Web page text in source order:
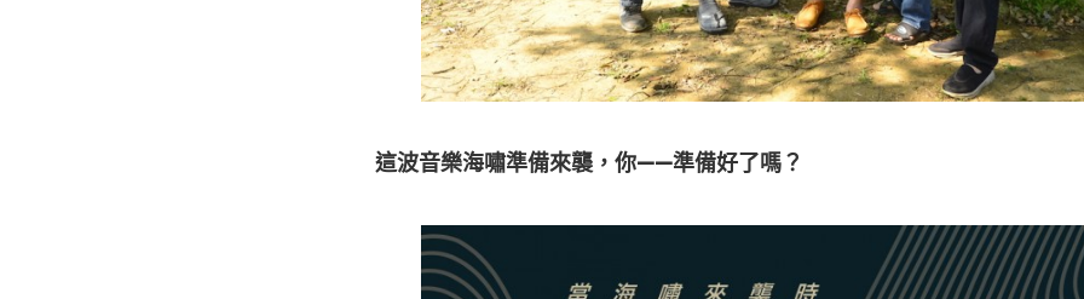
這波音樂海嘯準備來襲，你——準備好了嗎？